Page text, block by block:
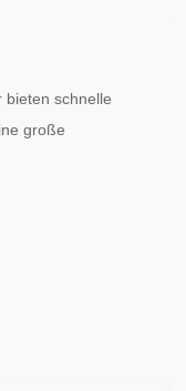
bieten schnelle
große